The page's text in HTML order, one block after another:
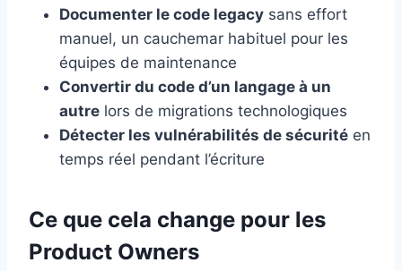
Documenter le code legacy sans effort
manuel, un cauchemar habituel pour les
équipes de maintenance
Convertir du code d’un langage à un
autre lors de migrations technologiques
Détecter les vulnérabilités de sécurité en
temps réel pendant l’écriture
Ce que cela change pour les
Product Owners